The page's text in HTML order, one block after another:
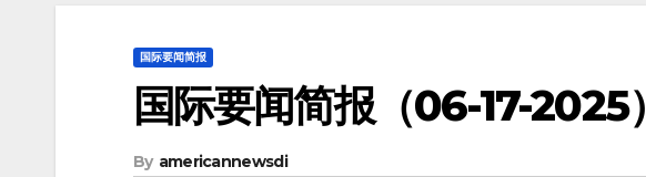
国际要闻简报
国际要闻简报（06-17-2025）
By americannewsdi